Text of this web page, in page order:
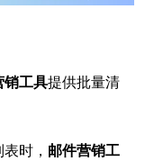
销工具提供批量清
时， 邮件营销工